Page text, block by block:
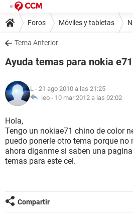
Foros Móviles y tabletas
Tema Anterior
Ayuda temas para nokia
L - 21 ago 2010 a las 21:25
leo - 10 mar 2012 a las 02:02
Hola,
Tengo un nokiae71 chino de color
puedo ponerle otro tema porque no
ahora diganme si saben una
temas para este cel.
Compartir